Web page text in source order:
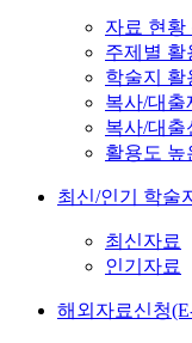
자료 현황
주제별 활
학술지 활
복사/대출
복사/대출
활용도 높
최신/인기 학술
최신자료
인기자료
해외자료신청